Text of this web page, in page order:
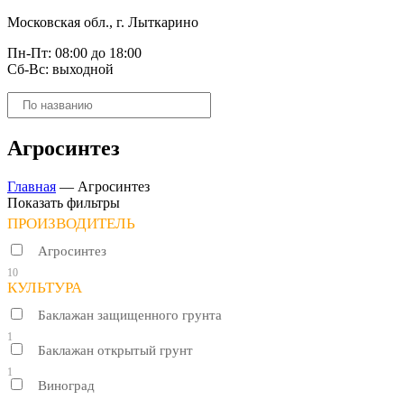
Московская обл., г. Лыткарино
Пн-Пт: 08:00 до 18:00
Сб-Вс: выходной
Поиск
товаров
Агросинтез
Главная — Агросинтез
Показать фильтры
ПРОИЗВОДИТЕЛЬ
Агросинтез
10
КУЛЬТУРА
Баклажан защищенного грунта
1
Баклажан открытый грунт
1
Виноград